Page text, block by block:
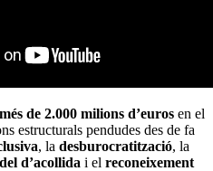
de 2.000 milions d’euros en el
estructurals pendudes des de fa
, la desburocratització, la
d’acollida i el reconeixement